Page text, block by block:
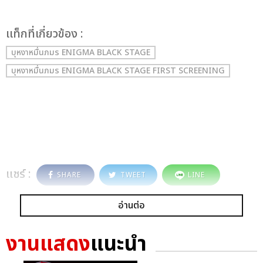
เเท็กที่เกี่ยวข้อง :
บุหงาหมื่นภมร ENIGMA BLACK STAGE
บุหงาหมื่นภมร ENIGMA BLACK STAGE FIRST SCREENING
แชร์ : SHARE TWEET LINE
อ่านต่อ
งานแสดงแนะนำ